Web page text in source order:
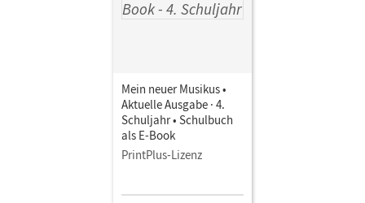
Mein neuer Musikus •
Aktuelle Ausgabe · 4.
Schuljahr • Schulbuch
als E-Book
PrintPlus-Lizenz